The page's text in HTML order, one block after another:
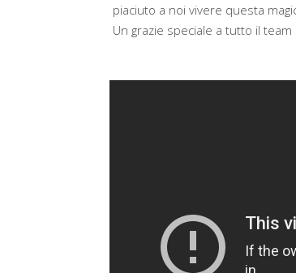
piaciuto a noi vivere questa
Un grazie speciale a tutto il